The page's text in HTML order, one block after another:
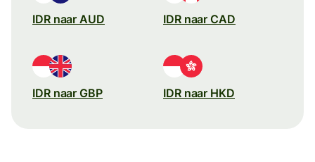
IDR naar AUD IDR naar CAD
IDR naar GBP IDR naar HKD